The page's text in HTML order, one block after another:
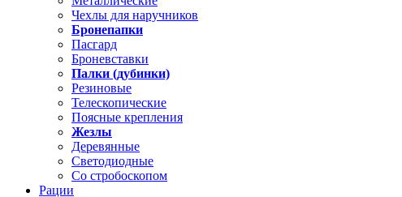
Чехлы для наручников
Бронепапки
Пасгард
Броневставки
Палки (дубинки)
Резиновые
Телескопические
Поясные крепления
Жезлы
Деревянные
Светодиодные
Со стробоскопом
Рации